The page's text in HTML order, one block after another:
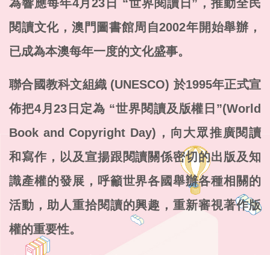
為響應每年4月23日 “世界閱讀日”，推動全民
閱讀文化，澳門圖書館周自2002年開始舉辦，
已成為本澳每年一度的文化盛事。
聯合國教科文組織 (UNESCO) 於1995年正式宣
佈把4月23日定為 “世界閱讀及版權日”(World
Book and Copyright Day)，向大眾推廣閱讀
和寫作，以及宣揚跟閱讀關係密切的出版及知
識產權的發展，呼籲世界各國舉辦各種相關的
活動，助人重拾閱讀的興趣，重新審視著作版
權的重要性。